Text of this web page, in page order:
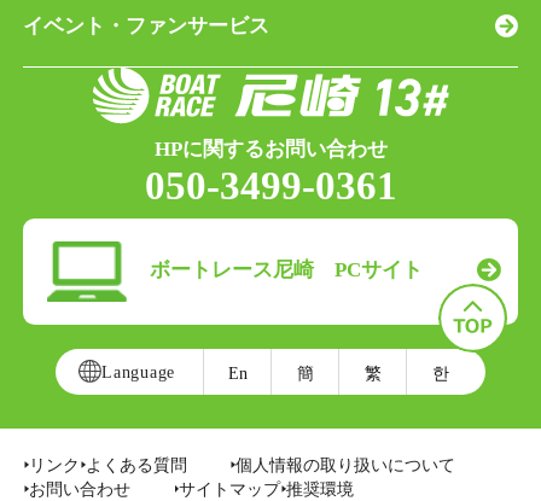
イベント・ファンサービス
HPに関するお問い合わせ
050-3499-0361
ボートレース尼崎 PCサイト
Language En 簡 繁 한
リンク よくある質問
個人情報の取り扱いについて
お問い合わせ
サイトマップ 推奨環境